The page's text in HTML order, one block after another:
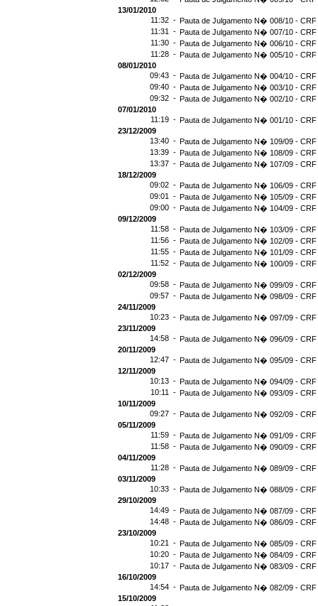
13/01/2010
11:32 - Pauta de Julgamento N� 008/10 - CRF
11:31 - Pauta de Julgamento N� 007/10 - CRF
11:30 - Pauta de Julgamento N� 006/10 - CRF
11:28 - Pauta de Julgamento N� 005/10 - CRF
08/01/2010
09:43 - Pauta de Julgamento N� 004/10 - CRF
09:40 - Pauta de Julgamento N� 003/10 - CRF
09:32 - Pauta de Julgamento N� 002/10 - CRF
07/01/2010
11:19 - Pauta de Julgamento N� 001/10 - CRF
23/12/2009
13:40 - Pauta de Julgamento N� 109/09 - CRF
13:39 - Pauta de Julgamento N� 108/09 - CRF
13:37 - Pauta de Julgamento N� 107/09 - CRF
18/12/2009
09:02 - Pauta de Julgamento N� 106/09 - CRF
09:01 - Pauta de Julgamento N� 105/09 - CRF
09:00 - Pauta de Julgamento N� 104/09 - CRF
09/12/2009
11:58 - Pauta de Julgamento N� 103/09 - CRF
11:56 - Pauta de Julgamento N� 102/09 - CRF
11:55 - Pauta de Julgamento N� 101/09 - CRF
11:52 - Pauta de Julgamento N� 100/09 - CRF
02/12/2009
09:58 - Pauta de Julgamento N� 099/09 - CRF
09:57 - Pauta de Julgamento N� 098/09 - CRF
24/11/2009
10:23 - Pauta de Julgamento N� 097/09 - CRF
23/11/2009
14:58 - Pauta de Julgamento N� 096/09 - CRF
20/11/2009
12:47 - Pauta de Julgamento N� 095/09 - CRF
12/11/2009
10:13 - Pauta de Julgamento N� 094/09 - CRF
10:11 - Pauta de Julgamento N� 093/09 - CRF
10/11/2009
09:27 - Pauta de Julgamento N� 092/09 - CRF
05/11/2009
11:59 - Pauta de Julgamento N� 091/09 - CRF
11:58 - Pauta de Julgamento N� 090/09 - CRF
04/11/2009
11:28 - Pauta de Julgamento N� 089/09 - CRF
03/11/2009
10:33 - Pauta de Julgamento N� 088/09 - CRF
29/10/2009
14:49 - Pauta de Julgamento N� 087/09 - CRF
14:48 - Pauta de Julgamento N� 086/09 - CRF
23/10/2009
10:21 - Pauta de Julgamento N� 085/09 - CRF
10:20 - Pauta de Julgamento N� 084/09 - CRF
10:17 - Pauta de Julgamento N� 083/09 - CRF
16/10/2009
14:54 - Pauta de Julgamento N� 082/09 - CRF
15/10/2009